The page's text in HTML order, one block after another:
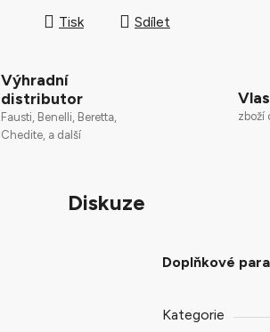
Tisk
Sdílet
Výhradní
distributor
Fausti, Benelli, Beretta,
Chedite, a další
zboží
Diskuze
Doplňkové
Kategorie